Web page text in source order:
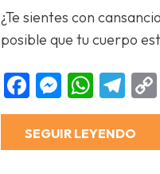
¿Te sientes con
posible que tu cuerpo
Facebook
SEGUIR LEYENDO